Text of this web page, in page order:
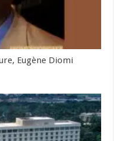
Eugène Diomi